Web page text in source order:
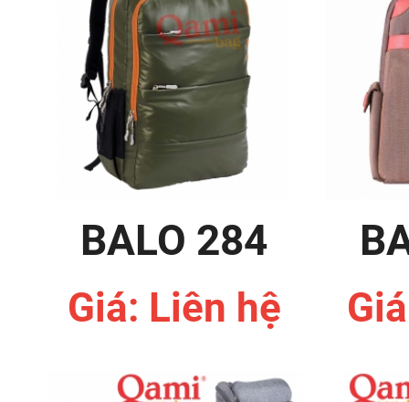
BALO 284
Giá: Liên hệ